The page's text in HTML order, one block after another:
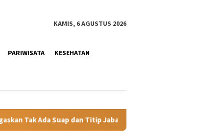
KAMIS, 6 AGUSTUS 2026
PARIWISATA KESEHATAN
Titip Jabatan Gubernur YSK Rotasi Tiga Pejabat Eselon